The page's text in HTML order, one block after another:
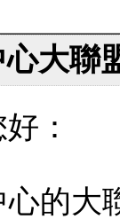
大聯
：
的大